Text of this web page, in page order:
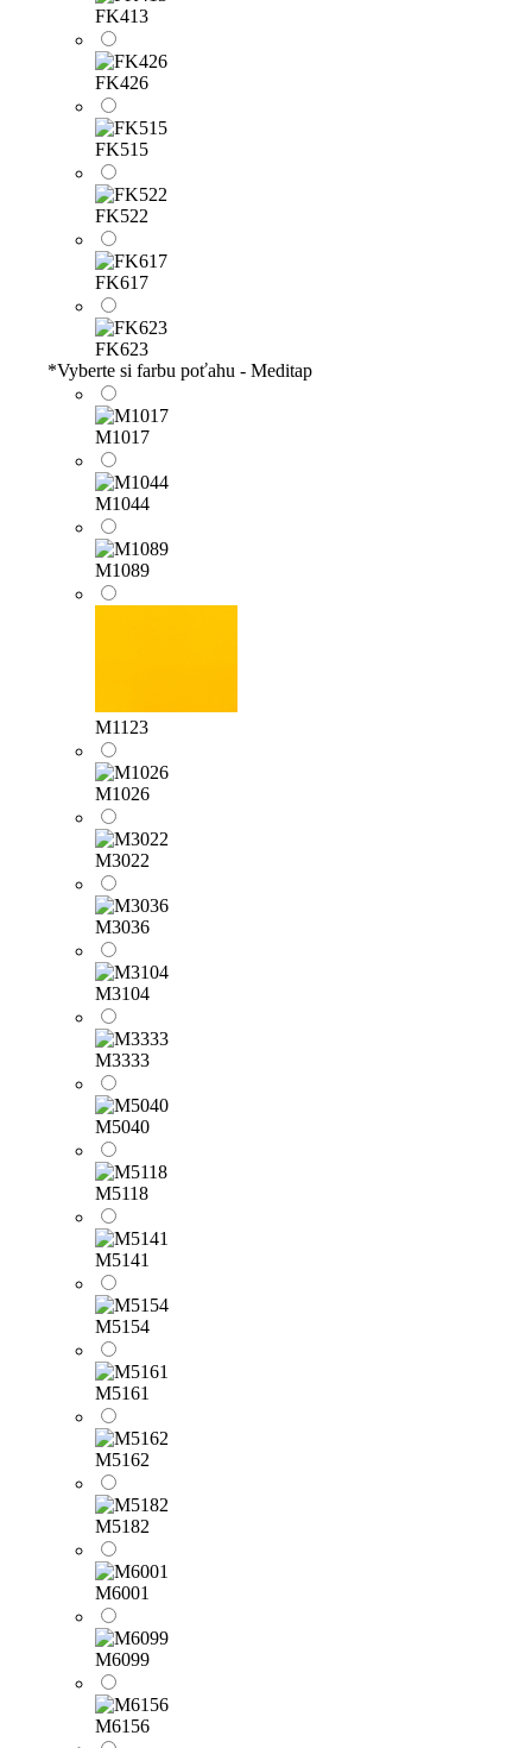
FK413
FK426
FK515
FK522
FK617
FK623
*Vyberte si farbu poťahu - Meditap
M1017
M1044
M1089
M1123
M1026
M3022
M3036
M3104
M3333
M5040
M5118
M5141
M5154
M5161
M5162
M5182
M6001
M6099
M6156